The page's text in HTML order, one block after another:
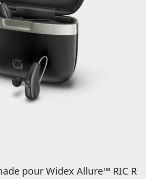
pour Widex Allure™ RIC R